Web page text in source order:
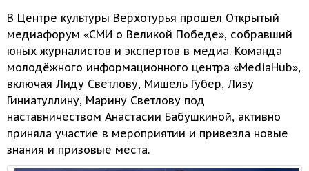
В Центре культуры Верхотурья прошёл Открытый
медиафорум «СМИ о Великой Победе», собравший
юных журналистов и экспертов в медиа. Команда
молодёжного информационного центра «MediaHub»,
включая Лиду Светлову, Мишель Губер, Лизу
Гиниатуллину, Марину Светлову под
наставничеством Анастасии Бабушкиной, активно
приняла участие в мероприятии и привезла новые
знания и призовые места.